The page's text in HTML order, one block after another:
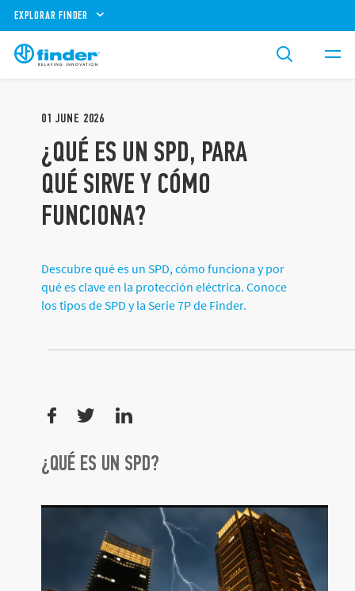
EXPLORAR FINDER
01 JUNE 2026
¿QUÉ ES UN SPD, PARA
QUÉ SIRVE Y CÓMO
FUNCIONA?
Descubre qué es un SPD, cómo funciona y por
qué es clave en la protección eléctrica. Conoce
los tipos de SPD y la Serie 7P de Finder.
¿QUÉ ES UN SPD?